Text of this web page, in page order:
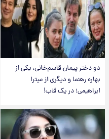
دو دختر پیمان قاسم‌خانی، یکی از
بهاره رهنما و دیگری از میترا
ابراهیمی؛ در یک قاب!